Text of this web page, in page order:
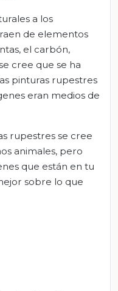
a los
de elementos
el carbón,
cree que se ha
pinturas rupestres
eran medios de
rupestres se cree
animales, pero
que están en tu
sobre lo que